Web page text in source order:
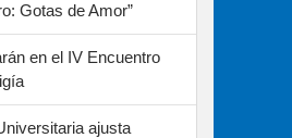
Gotas de Amor”
en el IV Encuentro
ajusta